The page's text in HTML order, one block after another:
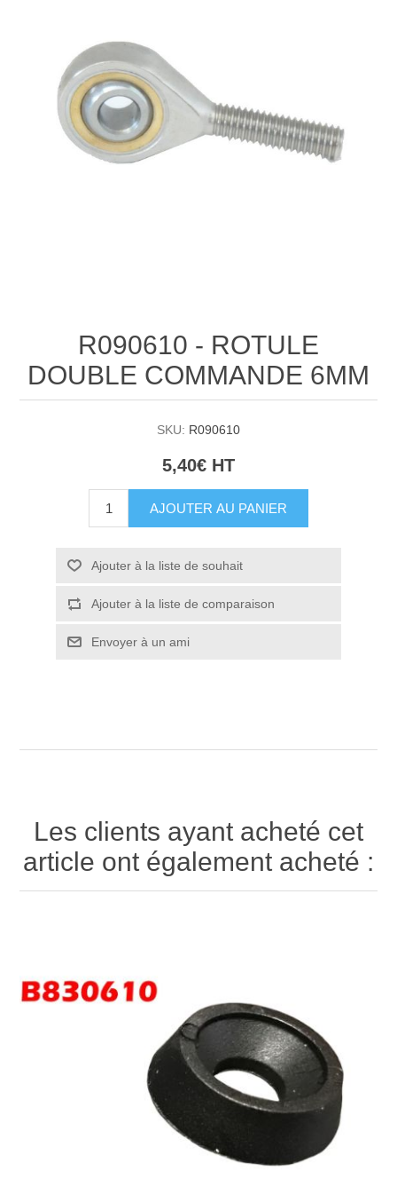
R090610 - ROTULE
DOUBLE COMMANDE 6MM
SKU: R090610
5,40€ HT
AJOUTER AU PANIER
Ajouter à la liste de souhait
Ajouter à la liste de comparaison
Envoyer à un ami
Les clients ayant acheté cet
article ont également acheté :